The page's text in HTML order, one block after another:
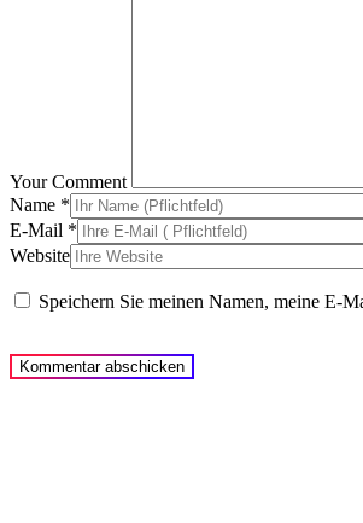
Your Comment
Name *
E-Mail *
Website
Speichern Sie meinen Namen, meine E-